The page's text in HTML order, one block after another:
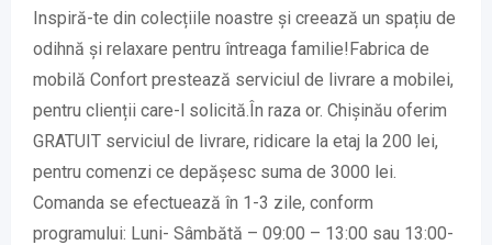
Inspiră-te din colecțiile noastre și creează un spațiu de
odihnă și relaxare pentru întreaga familie!Fabrica de
mobilă Confort prestează serviciul de livrare a mobilei,
pentru clienții care-l solicită.În raza or. Chișinău oferim
GRATUIT serviciul de livrare, ridicare la etaj la 200 lei,
pentru comenzi ce depășesc suma de 3000 lei.
Comanda se efectuează în 1-3 zile, conform
programului: Luni- Sâmbătă – 09:00 – 13:00 sau 13:00-